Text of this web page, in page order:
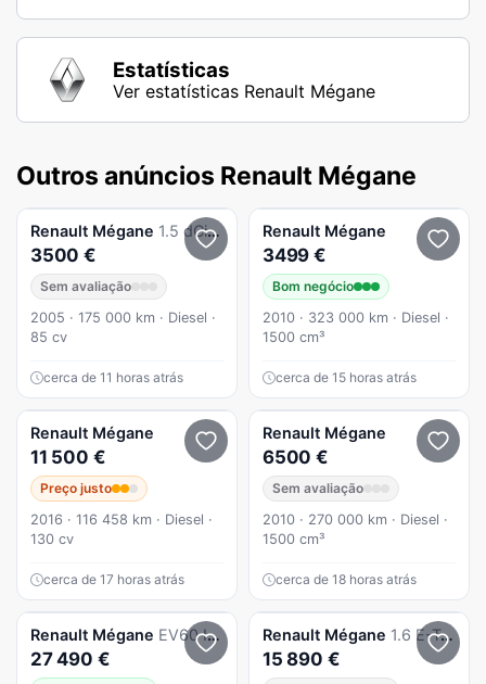
Estatísticas
Ver estatísticas Renault Mégane
Outros anúncios Renault Mégane
Renault Mégane 1.5 dCi Dynamique Luxe
3500 €
Sem avaliação
2005 · 175 000 km · Diesel ·
85 cv
cerca de 11 horas atrás
Renault Mégane
3499 €
Bom negócio
2010 · 323 000 km · Diesel ·
1500 cm³
cerca de 15 horas atrás
Renault Mégane
11 500 €
Preço justo
2016 · 116 458 km · Diesel ·
130 cv
cerca de 17 horas atrás
Renault Mégane
6500 €
Sem avaliação
2010 · 270 000 km · Diesel ·
1500 cm³
cerca de 18 horas atrás
Renault Mégane EV60 Iconic Autonomia Conforto
27 490 €
Renault Mégane 1.6 E-Tech Plug-In Intens
15 890 €